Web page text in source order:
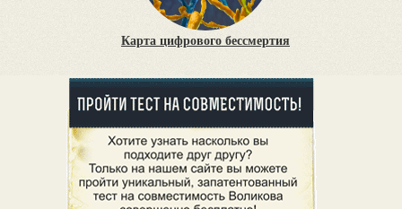
Карта цифрового бессмертия